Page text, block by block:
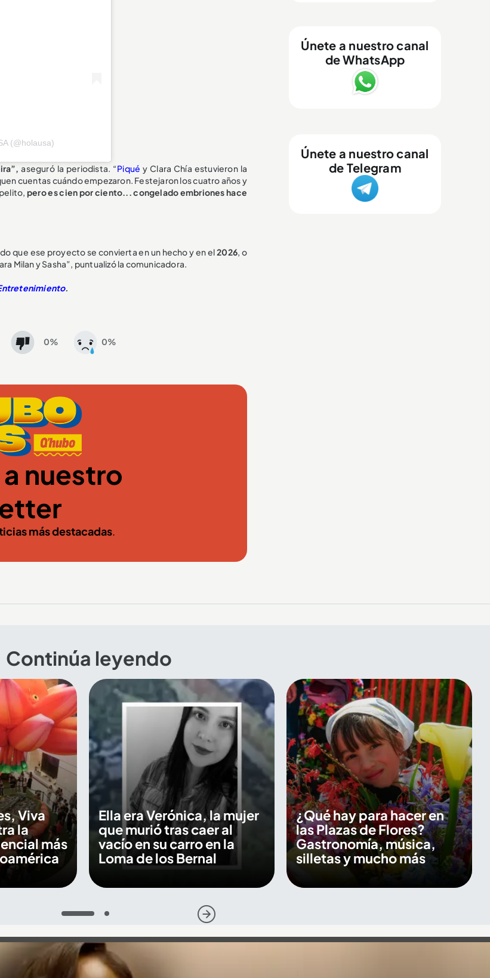
(@holausa)
aseguró la periodista. “Piquéy Clara Chía estuvieron la
cuentas cuándo empezaron. Festejaron los cuatro años y
pero es cien por ciento... congelado embriones hace
que ese proyecto se convierta en un hecho y en el2026, o
Milan y Sasha”, puntualizó la comunicadora.
.
0% 0%
nuestro
más destacadas.
Únete a nuestro canal
de WhatsApp
Únete a nuestro canal
de Telegram
Continúa leyendo
Viva
la
más
Ella era Verónica, la mujer
que murió tras caer al
vacío en su carro en la
Loma de los Bernal
¿Qué hay para hacer en
las Plazas de Flores?
Gastronomía, música,
silletas y mucho más
1 2